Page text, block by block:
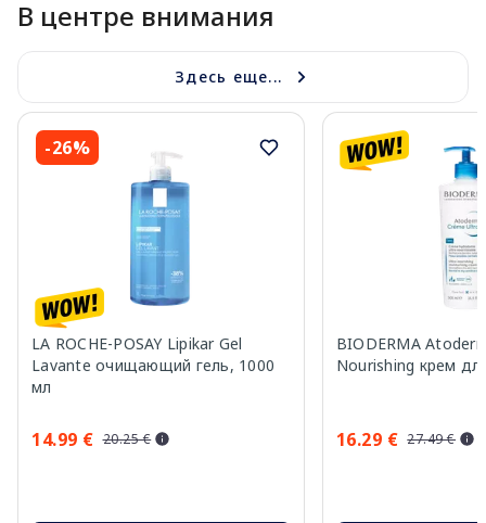
В центре внимания
Здесь еще...
-26%
LA ROCHE-POSAY Lipikar Gel
Lavante очищающий гель, 1000
мл
14.99 € 20.25 €
BIODERMA
Nourishing крем
16.29 € 27.49 €